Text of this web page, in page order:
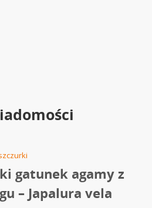
gatunek agamy z
– Japalura vela